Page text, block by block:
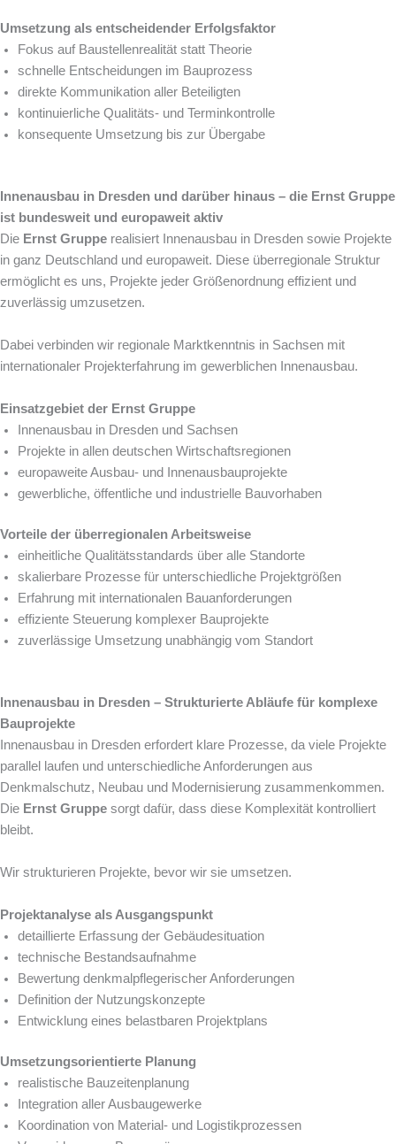
Umsetzung als entscheidender Erfolgsfaktor
Fokus auf Baustellenrealität statt Theorie
schnelle Entscheidungen im Bauprozess
direkte Kommunikation aller Beteiligten
kontinuierliche Qualitäts- und Terminkontrolle
konsequente Umsetzung bis zur Übergabe
Innenausbau in Dresden und darüber hinaus – die Ernst Gruppe
ist bundesweit und europaweit aktiv
Die Ernst Gruppe realisiert Innenausbau in Dresden sowie Projekte
in ganz Deutschland und europaweit. Diese überregionale Struktur
ermöglicht es uns, Projekte jeder Größenordnung effizient und
zuverlässig umzusetzen.
Dabei verbinden wir regionale Marktkenntnis in Sachsen mit
internationaler Projekterfahrung im gewerblichen Innenausbau.
Einsatzgebiet der Ernst Gruppe
Innenausbau in Dresden und Sachsen
Projekte in allen deutschen Wirtschaftsregionen
europaweite Ausbau- und Innenausbauprojekte
gewerbliche, öffentliche und industrielle Bauvorhaben
Vorteile der überregionalen Arbeitsweise
einheitliche Qualitätsstandards über alle Standorte
skalierbare Prozesse für unterschiedliche Projektgrößen
Erfahrung mit internationalen Bauanforderungen
effiziente Steuerung komplexer Bauprojekte
zuverlässige Umsetzung unabhängig vom Standort
Innenausbau in Dresden – Strukturierte Abläufe für komplexe
Bauprojekte
Innenausbau in Dresden erfordert klare Prozesse, da viele Projekte
parallel laufen und unterschiedliche Anforderungen aus
Denkmalschutz, Neubau und Modernisierung zusammenkommen.
Die Ernst Gruppe sorgt dafür, dass diese Komplexität kontrolliert
bleibt.
Wir strukturieren Projekte, bevor wir sie umsetzen.
Projektanalyse als Ausgangspunkt
detaillierte Erfassung der Gebäudesituation
technische Bestandsaufnahme
Bewertung denkmalpflegerischer Anforderungen
Definition der Nutzungskonzepte
Entwicklung eines belastbaren Projektplans
Umsetzungsorientierte Planung
realistische Bauzeitenplanung
Integration aller Ausbaugewerke
Koordination von Material- und Logistikprozessen